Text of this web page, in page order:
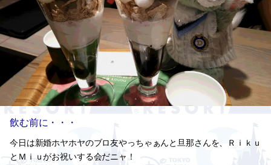
飲む前に・・・
今日は新婚ホヤホヤのブロ友やっちゃぁんと旦那さんを、Ｒｉｋｕ
とＭｉｕがお祝いする会だニャ！